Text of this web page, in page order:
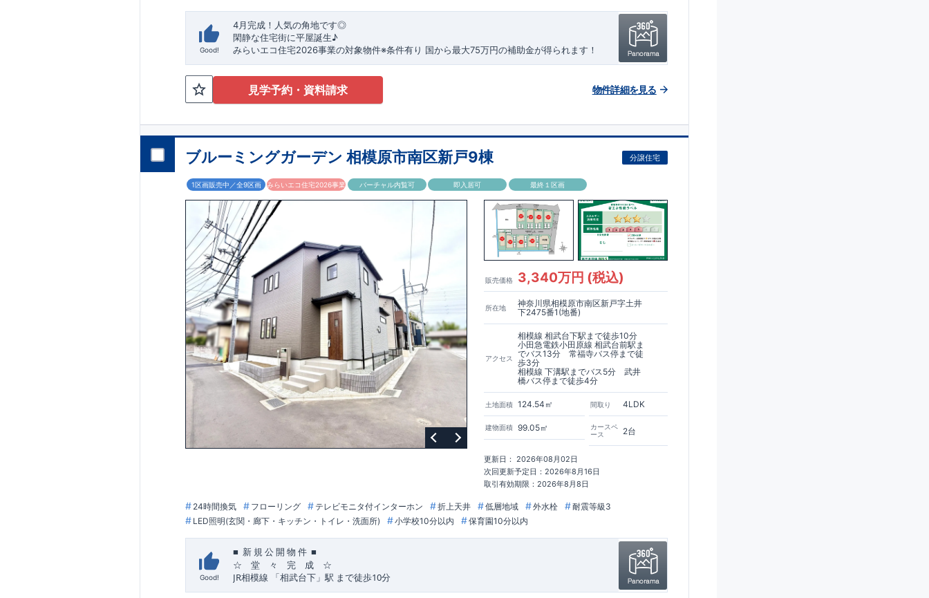
Good!
4月完成！人気の角地です◎
閑静な住宅街に平屋誕生♪
​みらいエコ住宅2026事業の対象物件※条件有り 国から最大75万円の補助金が得られます！
★魅力的な間取り★​・玄関から
外から帰ってきたお子様も
お部屋を汚さず
・キッチン横にパントリー付き♪
​・オープンサニタリーirodori採用！
​ 段差のないシームアンダーボウル仕様でお手入れ簡単◎
​・主寝室にはアクセントクロス使用♪
​↓↓クリックで詳細ご紹介
◆充実のアフターサポート◆
​東栄住宅では、お引き渡し後最大4回の無料点検と、最長60年間の品質保証を実施。
​お引き渡しからが本当のお付き合いだと考え、アフターサービスを外部の業者に委託せず、
​東栄住宅グループ「東栄ホームサービス株式会社」にて責任をもって対応いたします。
​​↓↓クリックで詳細ご紹介
◆
長期優良住宅
【済】◆
​当物件は国から定められた7つの技術基準をクリアした認定住宅！
​住宅ローンの金利優遇、税金面の優遇が得られるなどの、金銭的メリットが大きいのも魅力で
す。
​東栄住宅はパワービルダーで所得数No.1です！
​​↓↓クリックで詳細ご紹介
​◆耐震＋制震。東栄セーフティーダンパー標準装備◆
​大きな揺れから家を守るだけではなく揺れそのものを軽減
​建築基準法に定められた、「数百年に一度発生する地震に対して、倒壊、崩壊しない」
​という基準から、さらに1.5倍の耐震力を達成しています。
注文住宅のような個性あふれる間取り、
​住宅品質を担保しながらも コストパフォーマンスの高さがブルーミングガーデンの魅力です。
「ここまでやってこの価格」をぜひ体験してください。
見学予約・資料請求 物件詳細を見る
ブルーミングガーデン 相模原市南区新戸9棟 分譲住宅
1区画販売中／全9区画 みらいエコ住宅2026事業 バーチャル内覧可 即入居可 最終１区画
販売価格 3,340万円 (税込)
所在地
神奈川県相模原市南区新戸字土井
下2475番1(地番)
アクセス
相模線 相武台下駅まで徒歩10分
小田急電鉄小田原線 相武台前駅ま
でバス13分 常福寺バス停まで徒
歩3分
相模線 下溝駅までバス5分 武井
橋バス停まで徒歩4分
土地面積 124.54㎡
建物面積 99.05㎡
間取り 4LDK
カースペ
ース
2台
更新日： 2026年08月02日
次回更新予定日：2026年8月16日
取引有効期限：2026年8月8日
24時間換気 フローリング テレビモニタ付インターホン 折上天井 低層地域 外水栓
耐震等級3
LED照明(玄関・廊下・キッチン・トイレ・洗面所)
小学校10分以内 保育園10分以内
Good!
■ 新 規 公 開 物 件■
☆ 堂 々 完 成 ☆
JR相模線 「相武台下」駅 まで徒歩10分
☆おすすめポイント☆ [1],多彩な収納プラン完備★